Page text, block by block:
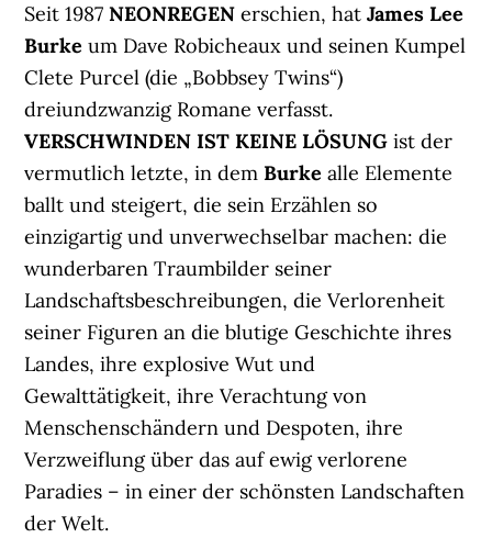
Seit 1987NEONREGEN erschien, hatJames Lee
Burke um Dave Robicheaux und seinen Kumpel
Clete Purcel (die „Bobbsey Twins“)
dreiundzwanzig Romane verfasst.
VERSCHWINDEN IST KEINE LÖSUNGist der
vermutlich letzte, in demBurke alle Elemente
ballt und steigert, die sein Erzählen so
einzigartig und unverwechselbar machen: die
wunderbaren Traumbilder seiner
Landschaftsbeschreibungen, die Verlorenheit
seiner Figuren an die blutige Geschichte ihres
Landes, ihre explosive Wut und
Gewalttätigkeit, ihre Verachtung von
Menschenschändern und Despoten, ihre
Verzweiflung über das auf ewig verlorene
Paradies – in einer der schönsten Landschaften
der Welt.